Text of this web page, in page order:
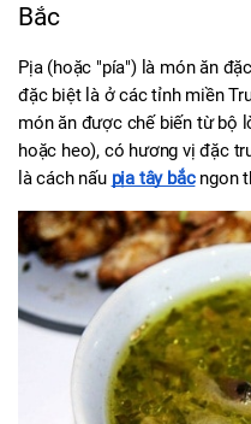
Bắc
Pịa (hoặc "pía") là món ăn
đặc biệt là ở các tỉnh miền
món ăn được chế biến từ bộ
hoặc heo), có hương vị đặc
là cách nấu pịa tây bắc ngon